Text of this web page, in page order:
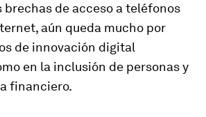
brechas de acceso a teléfonos
aún queda mucho por
de innovación digital
en la inclusión de personas y
financiero.